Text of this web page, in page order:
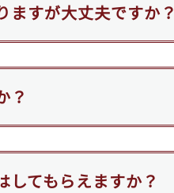
ますが大丈夫ですか？
？
してもらえますか？